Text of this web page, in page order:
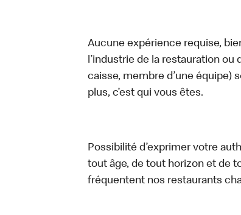
Aucune expérience requise,
l’industrie de la restauration
caisse, membre d’une équipe)
plus, c’est qui vous êtes.
Possibilité d’exprimer votre
tout âge, de tout horizon et de
fréquentent nos restaurants